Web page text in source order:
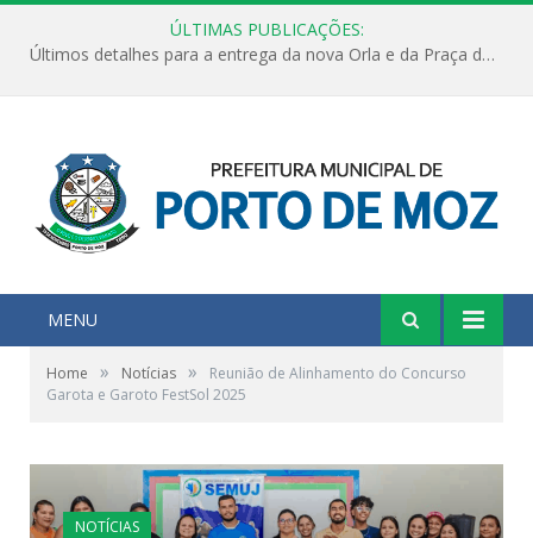
ÚLTIMAS PUBLICAÇÕES:
Últimos detalhes para a entrega da nova Orla e da Praça do Praião
MENU
Home » Notícias »
Reunião de Alinhamento do Concurso
Garota e Garoto FestSol 2025
NOTÍCIAS